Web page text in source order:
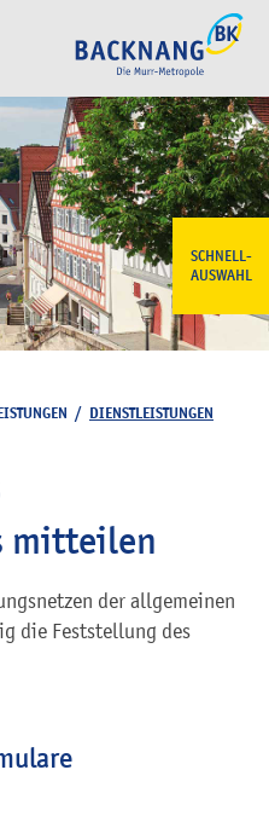
SCHNELL-
AUSWAHL
/ DIENSTLEISTUNGEN
mitteilen
der allgemeinen
die Feststellung des